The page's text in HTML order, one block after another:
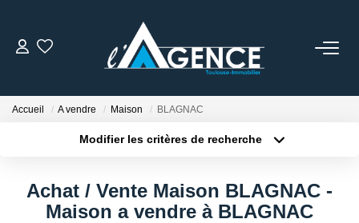
Nos Conseillers
NOS OFFRES
Accueil A vendre Maison BLAGNAC
Modifier les critères de recherche
Surface min Budget max
Achat / Vente Maison BLAGNAC -
Maison a vendre à BLAGNAC